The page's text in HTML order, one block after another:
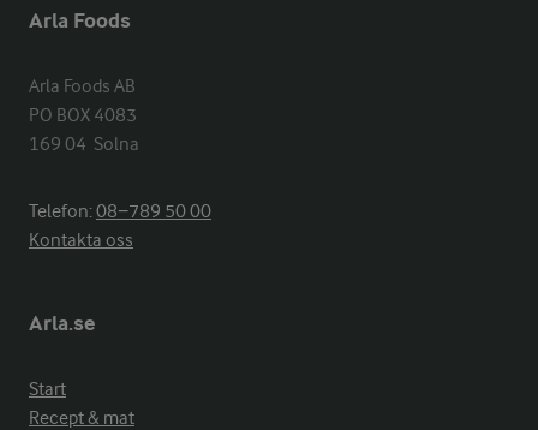
Arla Foods
Arla Foods AB
PO BOX 4083
169 04  Solna
Telefon:08−789 50 00
Kontakta oss
Arla.se
Start
Recept & mat